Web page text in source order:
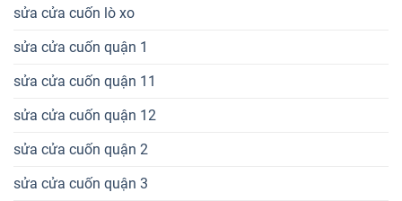
sửa cửa cuốn lò xo
sửa cửa cuốn quận 1
sửa cửa cuốn quận 11
sửa cửa cuốn quận 12
sửa cửa cuốn quận 2
sửa cửa cuốn quận 3